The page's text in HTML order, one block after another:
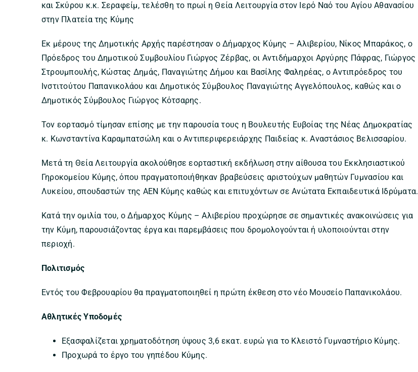
και Σκύρου κ.κ. Σεραφείμ, τελέσθη το πρωί η Θεία Λειτουργία στον Ιερό Ναό του Αγίου Αθανασίου
στην Πλατεία της Κύμης
Εκ μέρους της Δημοτικής Αρχής παρέστησαν ο Δήμαρχος Κύμης – Αλιβερίου, Νίκος Μπαράκος, ο
Πρόεδρος του Δημοτικού Συμβουλίου Γιώργος Ζέρβας, οι Αντιδήμαρχοι Αργύρης Πάφρας, Γιώργος
Στρουμπουλής, Κώστας Δημάς, Παναγιώτης Δήμου και Βασίλης Φαληρέας, ο Αντιπρόεδρος του
Ινστιτούτου Παπανικολάου και Δημοτικός Σύμβουλος Παναγιώτης Αγγελόπουλος, καθώς και ο
Δημοτικός Σύμβουλος Γιώργος Κότσαρης.
Τον εορτασμό τίμησαν επίσης με την παρουσία τους η Βουλευτής Ευβοίας της Νέας Δημοκρατίας
κ. Κωνσταντίνα Καραμπατσώλη και ο Αντιπεριφερειάρχης Παιδείας κ. Αναστάσιος Βελισσαρίου.
Μετά τη Θεία Λειτουργία ακολούθησε εορταστική εκδήλωση στην αίθουσα του Εκκλησιαστικού
Γηροκομείου Κύμης, όπου πραγματοποιήθηκαν βραβεύσεις αριστούχων μαθητών Γυμνασίου και
Λυκείου, σπουδαστών της ΑΕΝ Κύμης καθώς και επιτυχόντων σε Ανώτατα Εκπαιδευτικά Ιδρύματα.
Κατά την ομιλία του, ο Δήμαρχος Κύμης – Αλιβερίου προχώρησε σε σημαντικές ανακοινώσεις για
την Κύμη, παρουσιάζοντας έργα και παρεμβάσεις που δρομολογούνται ή υλοποιούνται στην
περιοχή.
Πολιτισμός
Εντός του Φεβρουαρίου θα πραγματοποιηθεί η πρώτη έκθεση στο νέο Μουσείο Παπανικολάου.
Αθλητικές Υποδομές
Εξασφαλίζεται χρηματοδότηση ύψους 3,6 εκατ. ευρώ για το Κλειστό Γυμναστήριο Κύμης.
Προχωρά το έργο του γηπέδου Κύμης.